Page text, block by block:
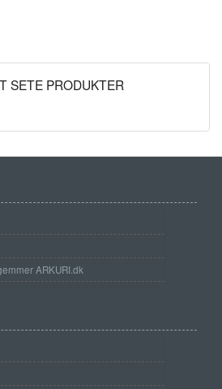
SETE PRODUKTER
ARKURI.dk